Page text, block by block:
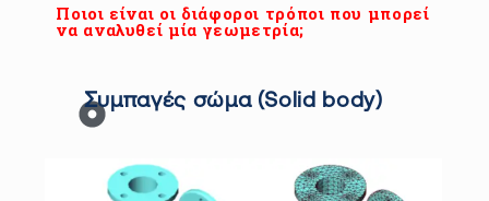
Ποιοι είναι οι διάφοροι τρόποι που μπορεί
να αναλυθεί μία γεωμετρία;
Συμπαγές σώμα (Solid body)